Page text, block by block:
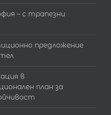
– с трапезни
предложение
в
план за